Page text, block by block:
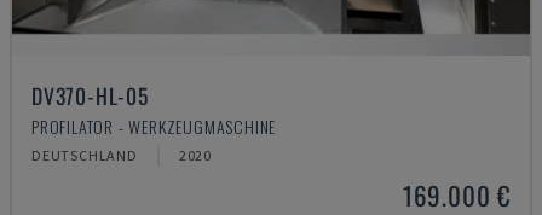
DV370-HL-05
PROFILATOR - WERKZEUGMASCHINE
DEUTSCHLAND 2020
169.000 €